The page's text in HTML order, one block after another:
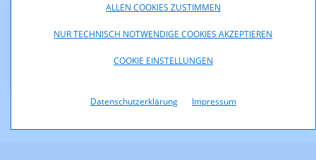
ALLEN COOKIES ZUSTIMMEN
NUR TECHNISCH NOTWENDIGE COOKIES AKZEPTIEREN
COOKIE EINSTELLUNGEN
Datenschutzerklärung Impressum
Downloads
KOA2100-05-20-AenderungPro7.pdf (pdf, 12,0 KB)